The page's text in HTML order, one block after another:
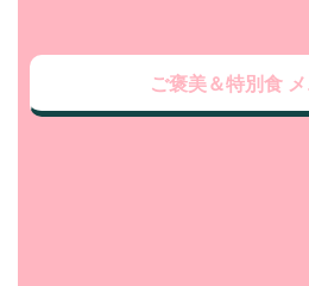
ご褒美＆特別食